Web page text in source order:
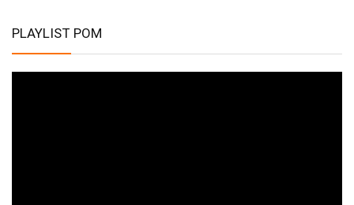
PLAYLIST POM